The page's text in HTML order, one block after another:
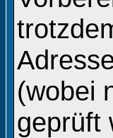
(wobei
geprüft